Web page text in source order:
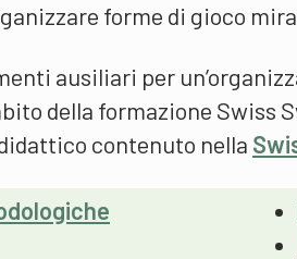
forme di gioco
ausiliari per
della formazione Swiss
contenuto nella